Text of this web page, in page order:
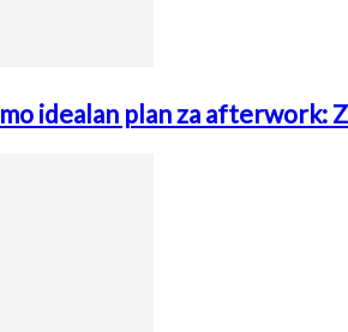
idealan plan za afterwork: